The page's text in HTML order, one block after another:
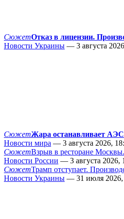
СюжетОтказ в лицензии.
Новости Украины — 3 августа
СюжетЖара останавливает
Новости мира — 3 августа 2026,
СюжетВзрыв в ресторане
Новости России — 3 августа 2026,
СюжетТрамп отступает.
Новости Украины — 31 июля 2026,